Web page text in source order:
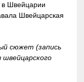
в Швейцарии
Швейцарская
сюжет (запись
швейцарского